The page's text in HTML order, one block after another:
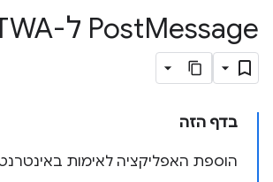
PostMessage ל-TWA
בדף הזה
הוספת האפליקציה לאימות